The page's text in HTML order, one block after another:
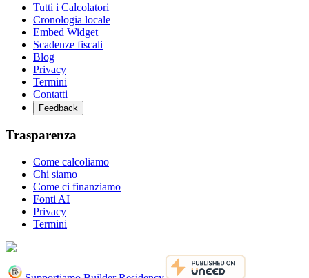
Tutti i Calcolatori
Cronologia locale
Embed Widget
Scadenze fiscali
Blog
Privacy
Termini
Contatti
Feedback
Trasparenza
Come calcoliamo
Chi siamo
Come ci finanziamo
Fonti AI
Privacy
Termini